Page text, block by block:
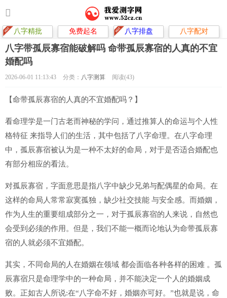
八字精批 免费起名 八字排盘 八字配对
八字带孤辰寡宿能破解吗 命带孤辰寡宿的人真的不宜
婚配吗
2026-06-01 11:13:43 分类： 八字测算 阅读(43)
【命带孤辰寡宿的人真的不宜婚配吗？】
看命理学是一门古老而神秘的学问，通过推算人的命运与个人性
格特征 来指导人们的生活，其中包括了八字命理。在八字命理
中，孤辰寡宿被认为是一种不太好的命局，对于是否适合婚配也
有部分相应的看法。
对孤辰寡宿，字面意思是指八字中缺少兄弟与配偶星的命局。在
这样的命局人常常寂寞孤独，缺少社交技能 与安全感。而婚姻，
作为人生的重要组成部分之一，对于孤辰寡宿的人来说，自然也
会受到必须的作用。但是，我们不能一概而论地认为命带孤辰寡
宿的人就必须不宜婚配。
其实，不同命局的人在婚姻在领域 都会面临各种各样的困难 。孤
辰寡宿只是命理学中的一种命局，并不能决定一个人的婚姻成
败。正如古人所说:在“八字命不好，婚姻亦可好。”也就是说，命